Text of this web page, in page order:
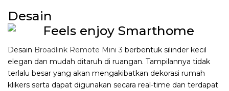
Desain
Desain Broadlink Remote Mini 3 berbentuk silinder kecil
elegan dan mudah ditaruh di ruangan. Tampilannya tidak
terlalu besar yang akan mengakibatkan dekorasi rumah
klikers serta dapat digunakan secara real-time dan terdapat